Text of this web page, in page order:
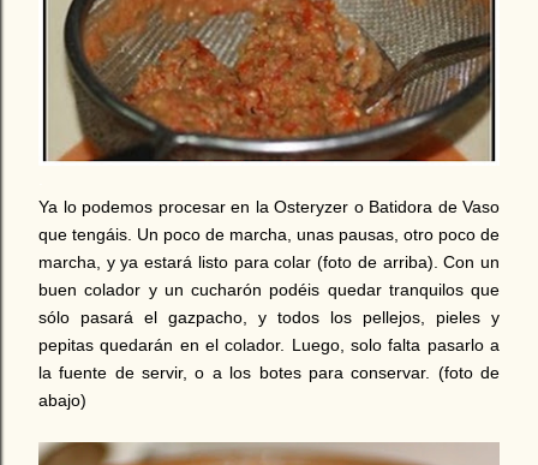
Ya lo podemos procesar en la Osteryzer o Batidora de Vaso
que tengáis. Un poco de marcha, unas pausas, otro poco de
marcha, y ya estará listo para colar (foto de arriba). Con un
buen colador y un cucharón podéis quedar tranquilos que
sólo pasará el gazpacho, y todos los pellejos, pieles y
pepitas quedarán en el colador. Luego, solo falta pasarlo a
la fuente de servir, o a los botes para conservar. (foto de
abajo)